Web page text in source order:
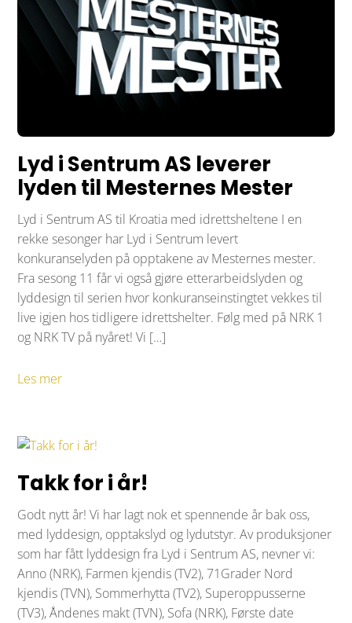
Lyd i Sentrum AS leverer
lyden til Mesternes Mester
Lyd i Sentrum AS til Kroatia med idrettsheltene I en
rekke sesonger har Lyd i Sentrum levert
konkuranselyden på opptakene av Mesternes mester.
Fra sesong 11 får vi også gjøre etterarbeidslyden og
lyddesign til serien hvor konkuranseinstingtet vekkes til
live igjen hos tidligere idrettshelter. Følg med på NRK 1
og NRK TV på nyåret! Vi […]
Les mer
Takk for i år!
Godt nytt år! Vi har lagt nok et spennende år bak oss,
med lyddesign, opptakslyd og lydutstyr. Av produksjoner
som har fått lyddesign fra Lyd i Sentrum AS, nevner vi:
Anno (NRK), Farmen kjendis (TV2), 71Grader Nord
kjendis (TVN), Sommerhytta (TV2), Superoppusserne
(TV3), Åndenes makt (TVN), Sofa (NRK), Første date